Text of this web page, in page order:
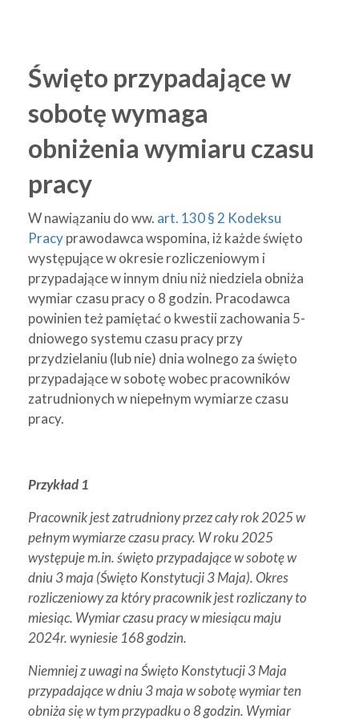
Święto przypadające w
sobotę wymaga
obniżenia wymiaru czasu
pracy
W nawiązaniu do ww. art. 130 § 2 Kodeksu
Pracyprawodawca wspomina, iż każde święto
występujące w okresie rozliczeniowym i
przypadające w innym dniu niż niedziela obniża
wymiar czasu pracy o 8 godzin. Pracodawca
powinien też pamiętać o kwestii zachowania 5-
dniowego systemu czasu pracy przy
przydzielaniu (lub nie) dnia wolnego za święto
przypadające w sobotę wobec pracowników
zatrudnionych w niepełnym wymiarze czasu
pracy.
Przykład 1
Pracownik jest zatrudniony przez cały rok 2025 w
pełnym wymiarze czasu pracy. W roku 2025
występuje m.in. święto przypadające w sobotę w
dniu 3 maja (Święto Konstytucji 3 Maja). Okres
rozliczeniowy za który pracownik jest rozliczany to
miesiąc. Wymiar czasu pracy w miesiącu maju
2024r. wyniesie 168 godzin.
Niemniej z uwagi na Święto Konstytucji 3 Maja
przypadające w dniu 3 maja w sobotę wymiar ten
obniża się w tym przypadku o 8 godzin. Wymiar